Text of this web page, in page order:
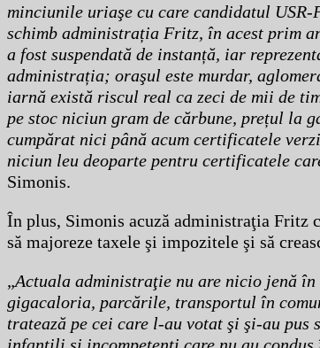
minciunile uriaşe cu care candidatul
schimb administrația Fritz, în acest prim
a fost suspendată de instanță, iar
administrația; oraşul este murdar,
iarnă există riscul real ca zeci de mii de
pe stoc niciun gram de cărbune, prețul la
cumpărat nici până acum certificatele
niciun leu deoparte pentru certificatele
Simonis.
În plus, Simonis acuză administraţia Fritz
să majoreze taxele şi impozitele şi să
„Actuala administraţie nu are nicio jenă în
gigacaloria, parcările, transportul în
tratează pe cei care l-au votat şi şi-au